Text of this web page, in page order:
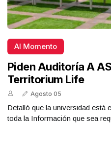
Al Momento
Piden Auditoría A
Territorium Life
Agosto 05
Detalló que la universidad está
toda la Información que sea